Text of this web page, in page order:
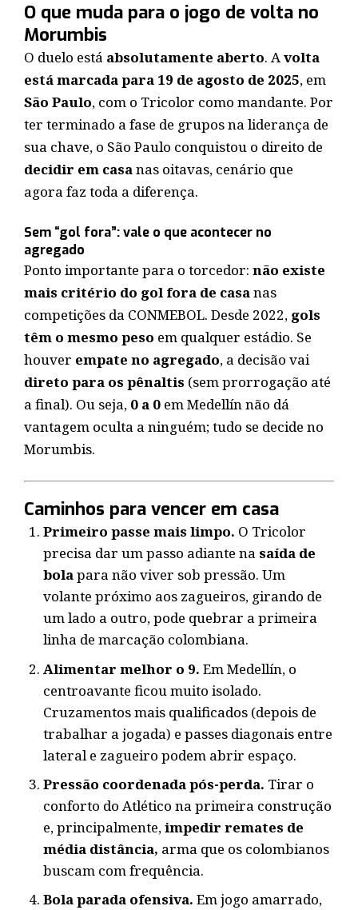
O que muda para o jogo de volta no
Morumbis
O duelo está absolutamente aberto. Avolta
está marcada para 19 de agosto de 2025, em
São Paulo, com o Tricolor como mandante. Por
ter terminado a fase de grupos na liderança de
sua chave, o São Paulo conquistou o direito de
decidir em casanas oitavas, cenário que
agora faz toda a diferença.
Sem “gol fora”: vale o que acontecer no
agregado
Ponto importante para o torcedor: não existe
mais critério do gol fora de casanas
competições da CONMEBOL. Desde 2022, gols
têm o mesmo peso em qualquer estádio. Se
houver empate no agregado, a decisão vai
direto para os pênaltis (sem prorrogação até
a final). Ou seja, 0 a 0 em Medellín não dá
vantagem oculta a ninguém; tudo se decide no
Morumbis.
Caminhos para vencer em casa
Primeiro passe mais limpo. O Tricolor
precisa dar um passo adiante na saída de
bolapara não viver sob pressão. Um
volante próximo aos zagueiros, girando de
um lado a outro, pode quebrar a primeira
linha de marcação colombiana.
Alimentar melhor o 9. Em Medellín, o
centroavante ficou muito isolado.
Cruzamentos mais qualificados (depois de
trabalhar a jogada) e passes diagonais entre
lateral e zagueiro podem abrir espaço.
Pressão coordenada pós-perda. Tirar o
conforto do Atlético na primeira construção
e, principalmente,impedir remates de
média distância, arma que os colombianos
buscam com frequência.
Bola parada ofensiva. Em jogo amarrado,